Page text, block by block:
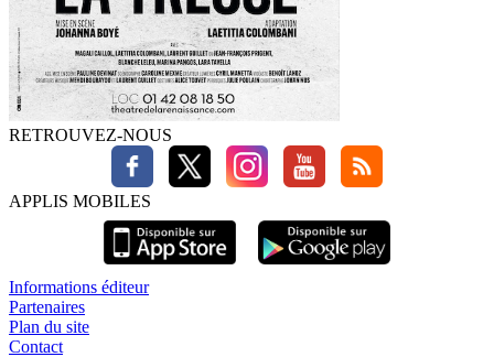
RETROUVEZ-NOUS
APPLIS MOBILES
Informations éditeur
Partenaires
Plan du site
Contact